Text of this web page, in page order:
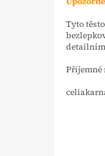
Tyto
Příjemné